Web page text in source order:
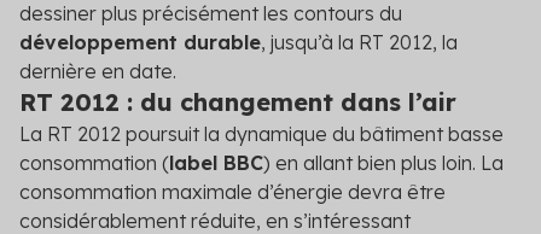
dessiner plus précisément les contours du
développement durable, jusqu’à la RT 2012, la
dernière en date.
RT 2012 : du changement dans l’air
La RT 2012 poursuit la dynamique du bâtiment basse
consommation (label BBC) en allant bien plus loin. La
consommation maximale d’énergie devra être
considérablement réduite, en s’intéressant